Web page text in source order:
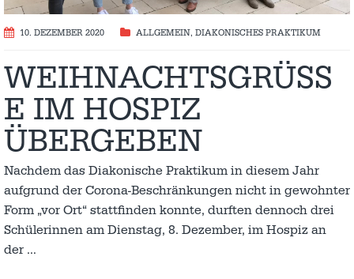
10. DEZEMBER 2020 ALLGEMEIN, DIAKONISCHES PRAKTIKUM
WEIHNACHTSGRÜSSE
IM HOSPIZ Ü
BERGEBEN
Nachdem das Diakonische Praktikum in diesem Jahr
aufgrund der Corona-Beschränkungen nicht in gewohnter
Form „vor Ort“ stattfinden konnte, durften dennoch drei
Schülerinnen am Dienstag, 8. Dezember, im Hospiz an
der …